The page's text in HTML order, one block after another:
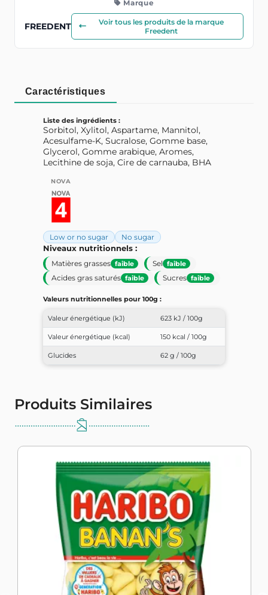
Marque
FREEDENT
Voir tous les produits de la marque
Freedent
Caractéristiques
Liste des ingrédients :
Sorbitol, Xylitol, Aspartame, Mannitol,
Acesulfame-K, Sucralose, Gomme base,
Glycerol, Gomme arabique, Aromes,
Lecithine de soja, Cire de carnauba, BHA
NOVA
Low or no sugar No sugar
Niveaux nutritionnels :
Matières grasses faible Sel faible
Acides gras saturés faible Sucres faible
Valeurs nutritionnelles pour 100g :
Valeur énergétique (kJ) 623 kJ / 100g
Valeur énergétique (kcal) 150 kcal / 100g
Glucides 62 g / 100g
Produits Similaires